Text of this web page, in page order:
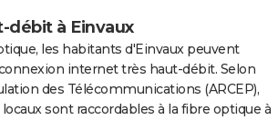
débit à Einvaux
les habitants d'Einvaux peuvent
internet très haut-débit. Selon
des Télécommunications (ARCEP),
sont raccordables à la fibre optique à